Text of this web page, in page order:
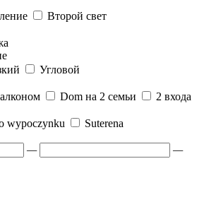
Второй свет
Угловой
Dom на 2 семьи
2 входа
wypoczynku
Suterena
—
—